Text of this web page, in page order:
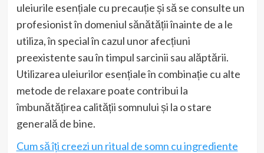
uleiurile esențiale cu precauție și să se consulte un
profesionist în domeniul sănătății înainte de a le
utiliza, în special în cazul unor afecțiuni
preexistente sau în timpul sarcinii sau alăptării.
Utilizarea uleiurilor esențiale în combinație cu alte
metode de relaxare poate contribui la
îmbunătățirea calității somnului și la o stare
generală de bine.
Cum să îți creezi un ritual de somn cu ingrediente